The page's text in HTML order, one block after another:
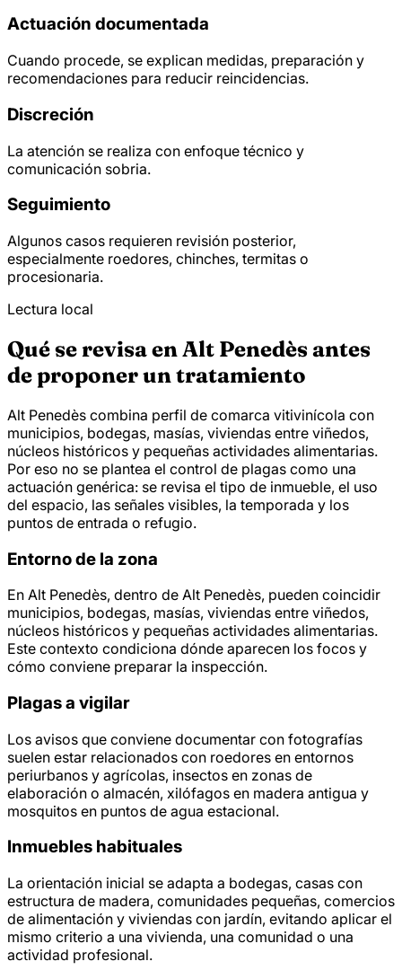
Actuación documentada
Cuando procede, se explican medidas, preparación y
recomendaciones para reducir reincidencias.
Discreción
La atención se realiza con enfoque técnico y
comunicación sobria.
Seguimiento
Algunos casos requieren revisión posterior,
especialmente roedores, chinches, termitas o
procesionaria.
Lectura local
Qué se revisa en Alt Penedès antes
de proponer un tratamiento
Alt Penedès combina perfil de comarca vitivinícola con
municipios, bodegas, masías, viviendas entre viñedos,
núcleos históricos y pequeñas actividades alimentarias.
Por eso no se plantea el control de plagas como una
actuación genérica: se revisa el tipo de inmueble, el uso
del espacio, las señales visibles, la temporada y los
puntos de entrada o refugio.
Entorno de la zona
En Alt Penedès, dentro de Alt Penedès, pueden coincidir
municipios, bodegas, masías, viviendas entre viñedos,
núcleos históricos y pequeñas actividades alimentarias.
Este contexto condiciona dónde aparecen los focos y
cómo conviene preparar la inspección.
Plagas a vigilar
Los avisos que conviene documentar con fotografías
suelen estar relacionados con roedores en entornos
periurbanos y agrícolas, insectos en zonas de
elaboración o almacén, xilófagos en madera antigua y
mosquitos en puntos de agua estacional.
Inmuebles habituales
La orientación inicial se adapta a bodegas, casas con
estructura de madera, comunidades pequeñas, comercios
de alimentación y viviendas con jardín, evitando aplicar el
mismo criterio a una vivienda, una comunidad o una
actividad profesional.